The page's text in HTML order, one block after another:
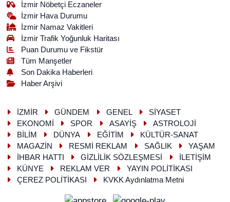
İzmir Nöbetçi Eczaneler
İzmir Hava Durumu
İzmir Namaz Vakitleri
İzmir Trafik Yoğunluk Haritası
Puan Durumu ve Fikstür
Tüm Manşetler
Son Dakika Haberleri
Haber Arşivi
İZMİR GÜNDEM GENEL
SİYASET
EKONOMİ
SPOR ASAYİŞ
ASTROLOJİ
BİLİM
DÜNYA EĞİTİM
KÜLTÜR-SANAT
MAGAZİN
RESMİ REKLAM SAĞLIK
YAŞAM
İHBAR HATTI
GİZLİLİK SÖZLEŞMESİ
İLETİŞİM
KÜNYE
REKLAM VER
YAYIN POLİTİKASI
ÇEREZ POLİTİKASI
KVKK Aydınlatma Metni